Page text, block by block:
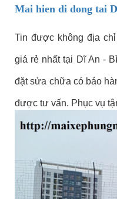
Mai hien di dong tai
Tin được không địa
giá rẻ nhất tại Dĩ An -
đặt sửa chữa có bảo
được tư vấn. Phục vụ